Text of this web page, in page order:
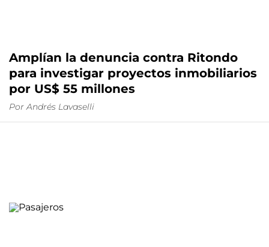
Amplían la denuncia contra Ritondo
para investigar proyectos inmobiliarios
por US$ 55 millones
Por Andrés Lavaselli